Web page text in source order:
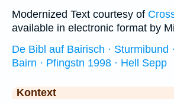
Modernized Text courtesy of
available in electronic format by
De Bibl auf Bairisch · Sturmibund
Bairn · Pfingstn 1998 · Hell Sepp
Kontext